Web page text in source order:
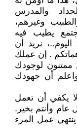
والمدرس
وغيرهم،
يطيب فيه
هذا اليوم..، نريد أن
. إن عملك
ممتنون لوجودك
أن جهودك
يكفي أن تعمل
وأنتم بخير.
عمل المرء